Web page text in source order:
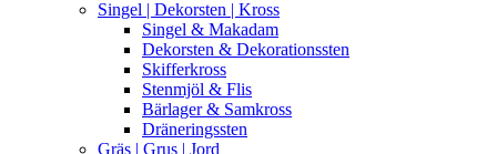
Singel | Dekorsten | Kross
Singel & Makadam
Dekorsten & Dekorationssten
Skifferkross
Stenmjöl & Flis
Bärlager & Samkross
Dräneringssten
Gräs | Grus | Jord